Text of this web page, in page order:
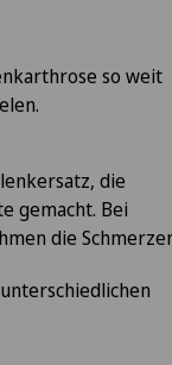
so weit
die
gemacht. Bei
die